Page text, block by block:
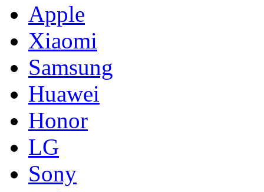
Apple
Xiaomi
Samsung
Huawei
Honor
LG
Sony